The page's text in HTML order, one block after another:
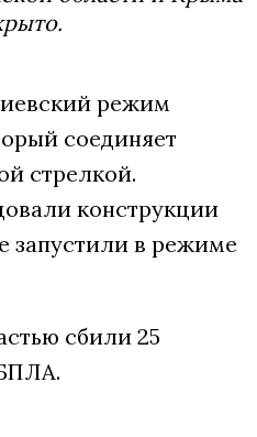
режим
соединяет
стрелкой.
конструкции
запустили в режиме
сбили 25